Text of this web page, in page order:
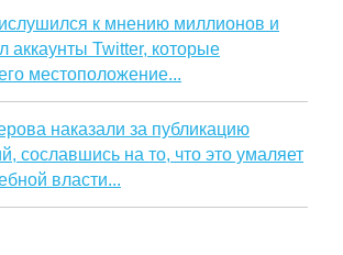
к мнению миллионов и
аккаунты Twitter, которые
местоположение...
наказали за публикацию
сославшись на то, что это умаляет
власти...